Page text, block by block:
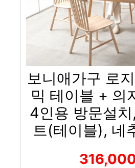
보니애가구 로
믹 테이블 + 의
4인용 방문설
트(테이블), 네